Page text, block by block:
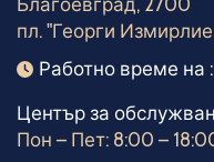
Благоевград, 2700
пл. "Георги
Работно време
Работно време на :
Център за
Пон – Пет: 8:00 –